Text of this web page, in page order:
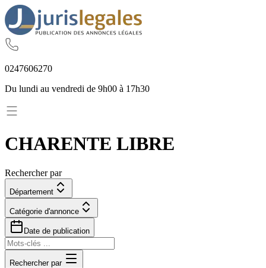
0247606270
Du lundi au vendredi de 9h00 à 17h30
CHARENTE LIBRE
Rechercher par
Département
Catégorie d'annonce
Date de publication
Rechercher par